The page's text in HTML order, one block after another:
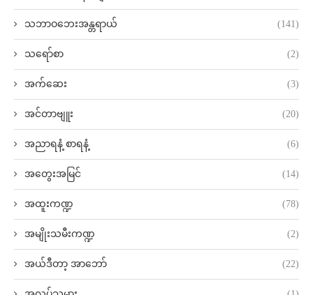
သဘာဝဘေးအန္တရာယ် (141)
သရော်စာ (2)
အက်ဆေး (3)
အင်တာဗျူး (20)
အညာရနံ့ စာရနံ့ (6)
အတွေးအမြင် (14)
အထူးကဏ္ဍ (78)
အမျိုးသမီးကဏ္ဍ (2)
အယ်ဒီတာ့ အာဘော် (22)